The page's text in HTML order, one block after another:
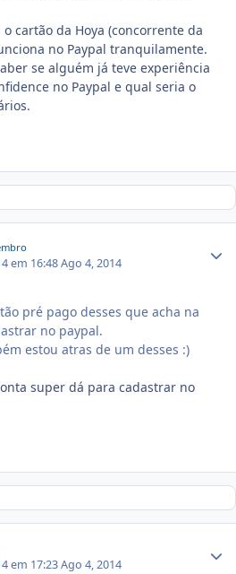
cartão da Hoya (concorrente da
no Paypal tranquilamente.
se alguém já teve experiência
no Paypal e qual seria o
em 16:48Ago 4, 2014
pré pago desses que acha na
no paypal.
estou atras de um desses :)
super dá para cadastrar no
em 17:23Ago 4, 2014